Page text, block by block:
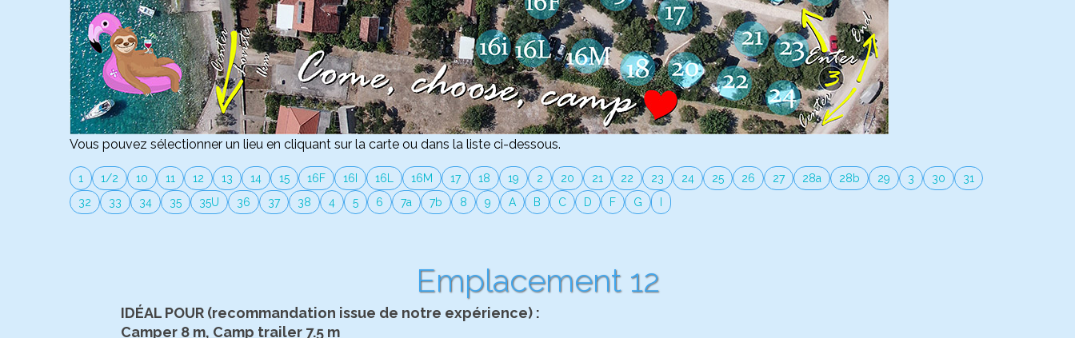
Vous pouvez sélectionner un lieu en cliquant sur la carte ou dans la liste ci-dessous.
1 1/2 10 11 12 13 14 15 16F 16I 16L 16M 17 18 19 2 20 21 22 23 24 25 26 27 28a 28b 29 3 30
31
32
33 34 35 35U 36 37 38 4 5 6 7a 7b 8 9 A B C D F G
Emplacement 12
IDÉAL POUR (recommandation issue de notre expérience) :
Camper 8 m, Camp trailer 7.5 m